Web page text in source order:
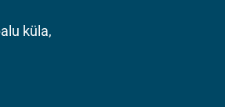
küla,